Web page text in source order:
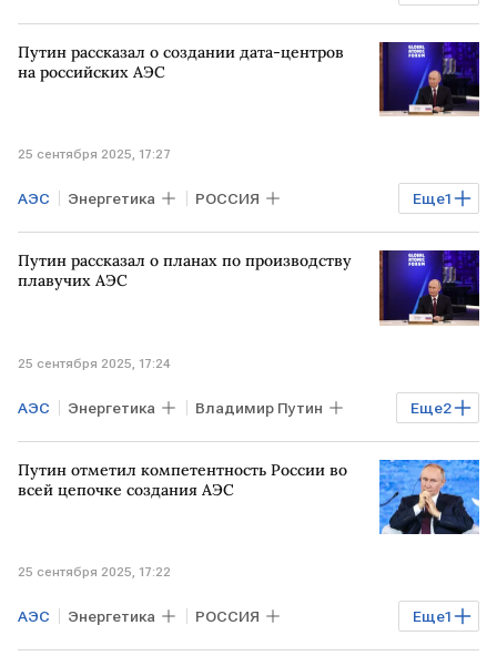
Мировая экономика
Путин рассказал о создании дата-центров
на российских АЭС
25 сентября 2025, 17:27
Еще1
АЭС Энергетика РОССИЯ
Владимир Путин
Путин рассказал о планах по производству
плавучих АЭС
25 сентября 2025, 17:24
Еще2
АЭС Энергетика Владимир Путин
РОССИЯ МОСКВА
Путин отметил компетентность России во
всей цепочке создания АЭС
25 сентября 2025, 17:22
Еще1
АЭС Энергетика РОССИЯ
Владимир Путин